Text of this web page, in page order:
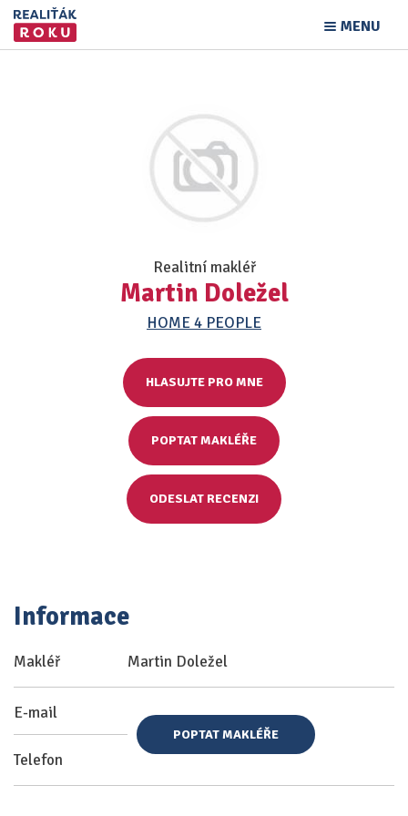
MENU
Realitní makléř
Martin Doležel
HOME 4 PEOPLE
HLASUJTE PRO MNE
POPTAT MAKLÉŘE
ODESLAT RECENZI
Informace
Makléř Martin Doležel
E-mail
Telefon
POPTAT MAKLÉŘE